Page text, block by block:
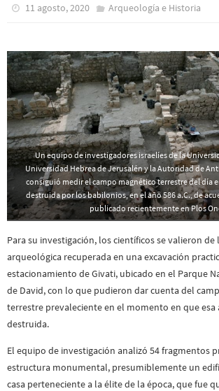
11 agosto, 2020 Arqueología e Historia
Un equipo de investigadores israelíes de la
Universidad Hebrea de Jerusalén y la Autoridad de
consiguió medir el campo magnético terrestre del día
destruida por los babilonios, en el año 586 a.C., de
publicado recientemente en Plos
Para su investigación, los científicos se valieron de
arqueológica recuperada en una excavación
estacionamiento de Givati, ubicado en el Parque
de David, con lo que pudieron dar cuenta del
terrestre prevaleciente en el momento en que esa
destruida.
El equipo de investigación analizó 54 fragmentos
estructura monumental, presumiblemente un
casa perteneciente a la élite de la época, que fue